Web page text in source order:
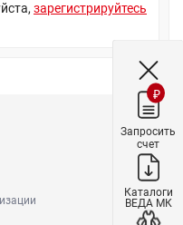
зарегистрируйтесь
₽
Запросить
счет
Каталоги
ВЕДА МК